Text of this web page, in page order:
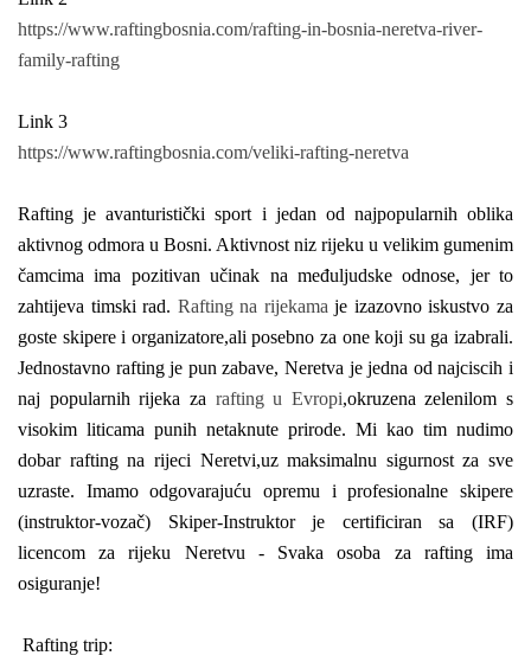
https://www.raftingbosnia.com/rafting-in-bosnia-neretva-river-
family-rafting
Link 3
https://www.raftingbosnia.com/veliki-rafting-neretva
Rafting je avanturistički sport i jedan od najpopularnih oblika
aktivnog odmora u Bosni. Aktivnost niz rijeku u velikim gumenim
čamcima ima pozitivan učinak na međuljudske odnose, jer to
zahtijeva timski rad. Rafting na rijekama je izazovno iskustvo za
goste skipere i organizatore,ali posebno za one koji su ga izabrali.
Jednostavno rafting je pun zabave, Neretva je jedna od najciscih i
naj popularnih rijeka za rafting u Evropi,okruzena zelenilom s
visokim liticama punih netaknute prirode. Mi kao tim nudimo
dobar rafting na rijeci Neretvi,uz maksimalnu sigurnost za sve
uzraste. Imamo odgovarajuću opremu i profesionalne skipere
(instruktor-vozač) Skiper-Instruktor je certificiran sa (IRF)
licencom za rijeku Neretvu - Svaka osoba za rafting ima
osiguranje!
Rafting trip: